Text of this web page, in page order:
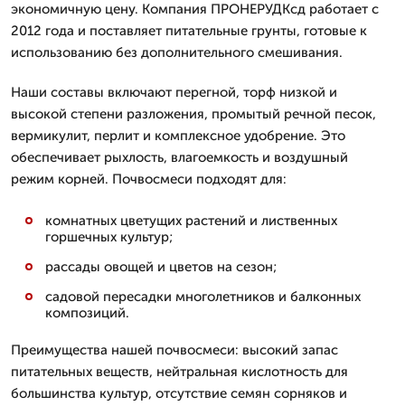
экономичную цену. Компания ПРОНЕРУДКсд работает с
2012 года и поставляет питательные грунты, готовые к
использованию без дополнительного смешивания.
Наши составы включают перегной, торф низкой и
высокой степени разложения, промытый речной песок,
вермикулит, перлит и комплексное удобрение. Это
обеспечивает рыхлость, влагоемкость и воздушный
режим корней. Почвосмеси подходят для:
комнатных цветущих растений и лиственных
горшечных культур;
рассады овощей и цветов на сезон;
садовой пересадки многолетников и балконных
композиций.
Преимущества нашей почвосмеси: высокий запас
питательных веществ, нейтральная кислотность для
большинства культур, отсутствие семян сорняков и